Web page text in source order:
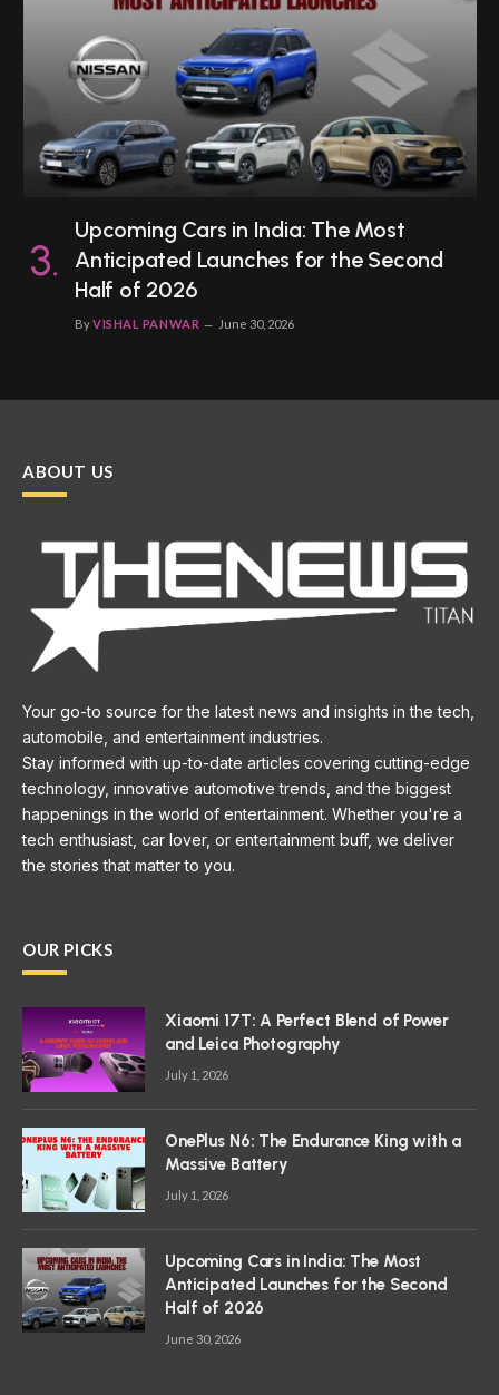
Upcoming Cars in India: The Most
Anticipated Launches for the Second
Half of 2026
ByVISHAL PANWAR June 30, 2026
ABOUT US
Your go-to source for the latest news and insights in the tech,
automobile, and entertainment industries.
Stay informed with up-to-date articles covering cutting-edge
technology, innovative automotive trends, and the biggest
happenings in the world of entertainment. Whether you're a
tech enthusiast, car lover, or entertainment buff, we deliver
the stories that matter to you.
OUR PICKS
Xiaomi 17T: A Perfect Blend of Power
and Leica Photography
July 1, 2026
OnePlus N6: The Endurance King with a
Massive Battery
July 1, 2026
Upcoming Cars in India: The Most
Anticipated Launches for the Second
Half of 2026
June 30, 2026